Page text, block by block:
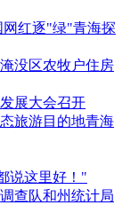
红逐"绿"青海探
没区农牧户住房
展大会召开
旅游目的地青海
说这里好！"
查队和州统计局